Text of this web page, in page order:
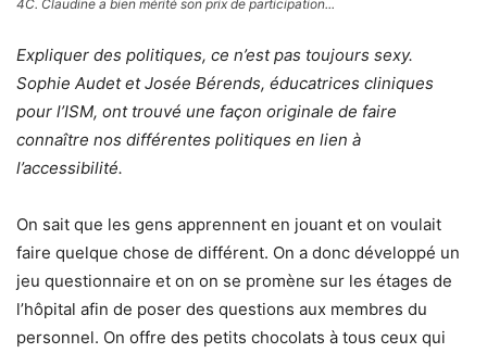
4C. Claudine a bien mérité son prix de participation...
Expliquer des politiques, ce n’est pas toujours sexy.
Sophie Audet et Josée Bérends, éducatrices cliniques
pour l’ISM, ont trouvé une façon originale de faire
connaître nos différentes politiques en lien à
l’accessibilité.
On sait que les gens apprennent en jouant et on voulait
faire quelque chose de différent. On a donc développé un
jeu questionnaire et on on se promène sur les étages de
l’hôpital afin de poser des questions aux membres du
personnel. On offre des petits chocolats à tous ceux qui